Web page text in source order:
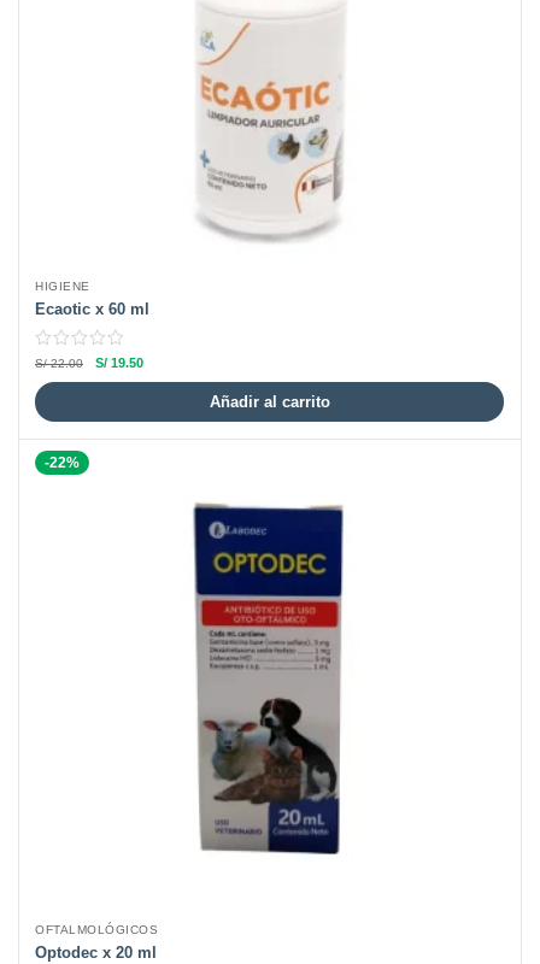
HIGIENE
Ecaotic x 60 ml
S/22.00 S/ 19.50
Añadir al carrito
-22%
OFTALMOLÓGICOS
Optodec x 20 ml